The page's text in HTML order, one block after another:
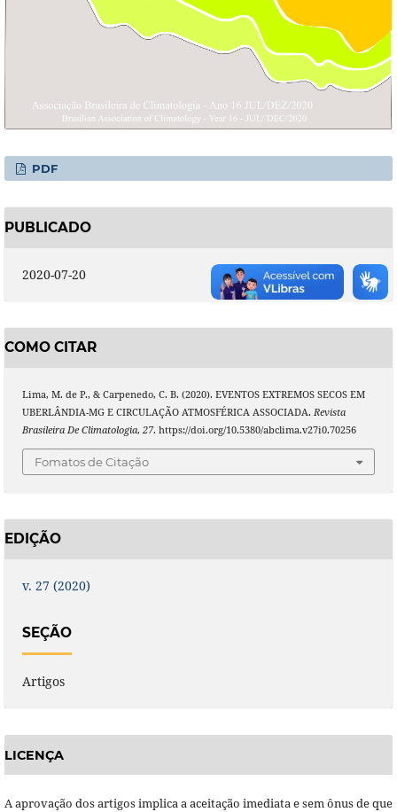
PDF
PUBLICADO
2020-07-20
COMO CITAR
Lima, M. de P., & Carpenedo, C. B. (2020). EVENTOS EXTREMOS SECOS EM
UBERLÂNDIA-MG E CIRCULAÇÃO ATMOSFÉRICA ASSOCIADA. Revista
Brasileira De Climatologia, 27. https://doi.org/10.5380/abclima.v27i0.70256
Fomatos de Citação
EDIÇÃO
v. 27 (2020)
SEÇÃO
Artigos
LICENÇA
A aprovação dos artigos implica a aceitação imediata e sem ônus de que